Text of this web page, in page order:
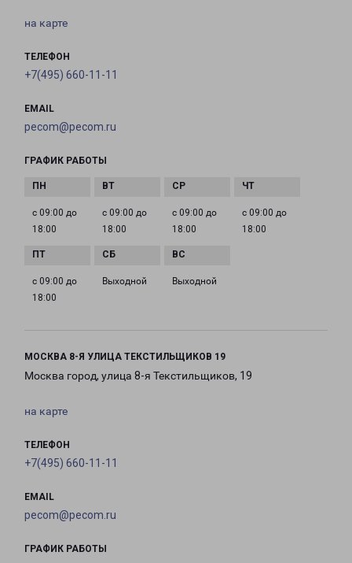
на карте
ТЕЛЕФОН
+7(495) 660-11-11
EMAIL
pecom@pecom.ru
ГРАФИК РАБОТЫ
с 09:00 до
18:00
с 09:00 до
18:00
с 09:00 до
18:00
с 09:00 до
18:00
с 09:00 до
18:00
Выходной Выходной
МОСКВА 8-Я УЛИЦА ТЕКСТИЛЬЩИКОВ 19
Москва город, улица 8-я Текстильщиков, 19
на карте
ТЕЛЕФОН
+7(495) 660-11-11
EMAIL
pecom@pecom.ru
ГРАФИК РАБОТЫ